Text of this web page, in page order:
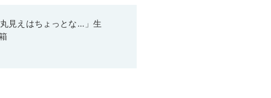
見えはちょっとな…」生